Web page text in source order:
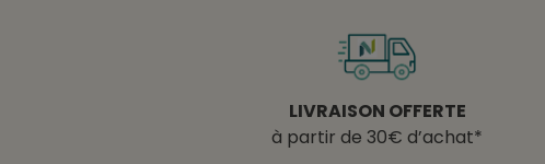
LIVRAISON OFFERTE
à partir de 30€ d’achat*